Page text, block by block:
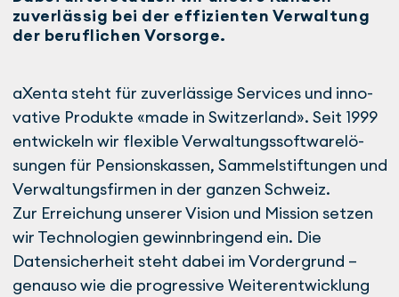
zuverlässig bei der effizienten Verwaltung
der beruflichen Vorsorge.
aXenta steht für zuverlässige Services und inno­
vative Produkte «made in Switzerland». Seit 1999
entwickeln wir flexible Ver­wal­tungs­­­software­lö­
sungen für Pensions­kassen, Sammel­stiftungen und
Verwaltungs­firmen in der ganzen Schweiz.
Zur Erreichung unserer Vision und Mission setzen
wir Technologien gewinn­brin­gend ein. Die
Datensicherheit steht dabei im Vordergrund –
genauso wie die progressive Wei­terentwicklung